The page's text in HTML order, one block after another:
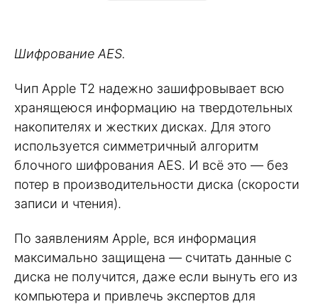
Шифрование AES.
Чип Apple T2 надежно зашифровывает всю
хранящеюся информацию на твердотельных
накопителях и жестких дисках. Для этого
используется симметричный алгоритм
блочного шифрования AES. И всё это — без
потер в производительности диска (скорости
записи и чтения).
По заявлениям Apple, вся информация
максимально защищена — считать данные с
диска не получится, даже если вынуть его из
компьютера и привлечь экспертов для